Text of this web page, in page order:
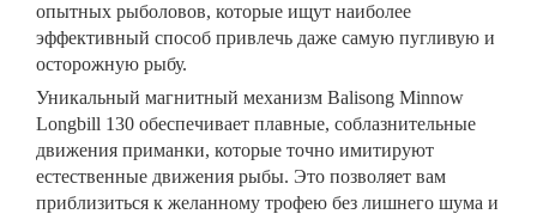
опытных рыболовов, которые ищут наиболее
эффективный способ привлечь даже самую пугливую и
осторожную рыбу.
Уникальный магнитный механизм Balisong Minnow
Longbill 130 обеспечивает плавные, соблазнительные
движения приманки, которые точно имитируют
естественные движения рыбы. Это позволяет вам
приблизиться к желанному трофею без лишнего шума и